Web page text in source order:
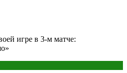
игре в 3-м матче: